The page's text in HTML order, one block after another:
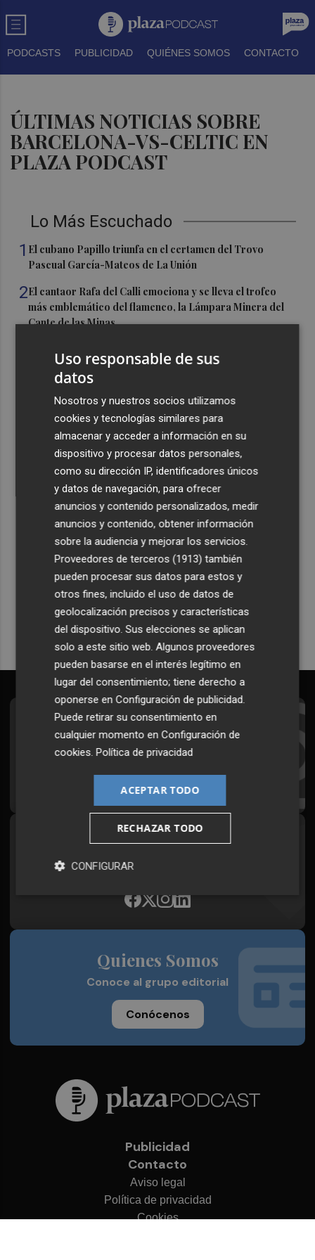
PODCASTS PUBLICIDAD QUIÉNES SOMOS CONTACTO
ÚLTIMAS NOTICIAS SOBRE
BARCELONA-VS-CELTIC EN
PLAZA PODCAST
Lo Más Escuchado
1 El cubano Papillo triunfa en el certamen del Trovo
Pascual García-Mateos de La Unión
2El cantaor Rafa del Calli emociona y se lleva el trofeo
más emblemático del flamenco, la Lámpara Minera del
Cante de las Minas
con una victoria contra el Galatasaray
Kiat Lim preside por primera vez un partido en Mestalla
Recibe toda la actualidad de
Plaza Podcast en tu correo
Quiero suscribirme
Suscríbete al Boletín
Todos los días a primera hora en tu email
Síguenos en redes
Plaza Podcast, desde cualquier medio
Quienes Somos
Conoce al grupo editorial
Conócenos
Publicidad
Contacto
Aviso legal
Política de privacidad
Cookies
Uso responsable de sus
datos
Nosotros y nuestros socios utilizamos
cookies y tecnologías similares para
almacenar y acceder a información en su
dispositivo y procesar datos personales,
como su dirección IP, identificadores únicos
y datos de navegación, para ofrecer
anuncios y contenido personalizados, medir
anuncios y contenido, obtener información
sobre la audiencia y mejorar los servicios.
Proveedores de terceros (1913) también
pueden procesar sus datos para estos y
otros fines, incluido el uso de datos de
geolocalización precisos y características
del dispositivo. Sus elecciones se aplican
solo a este sitio web. Algunos proveedores
pueden basarse en el interés legítimo en
lugar del consentimiento; tiene derecho a
oponerse enConfiguración de publicidad.
Puede retirar su consentimiento en
cualquier momento enConfiguración de
cookies.Política de privacidad
ACEPTAR TODO
RECHAZAR TODO
CONFIGURAR